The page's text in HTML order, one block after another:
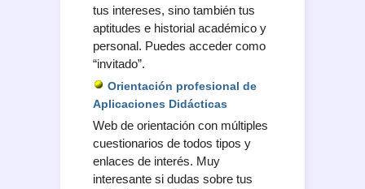
tus intereses, sino también tus
aptitudes e historial académico y
personal. Puedes acceder como
“invitado”.
Orientación profesional de
Aplicaciones Didácticas
Web de orientación con múltiples
cuestionarios de todos tipos y
enlaces de interés. Muy
interesante si dudas sobre tus